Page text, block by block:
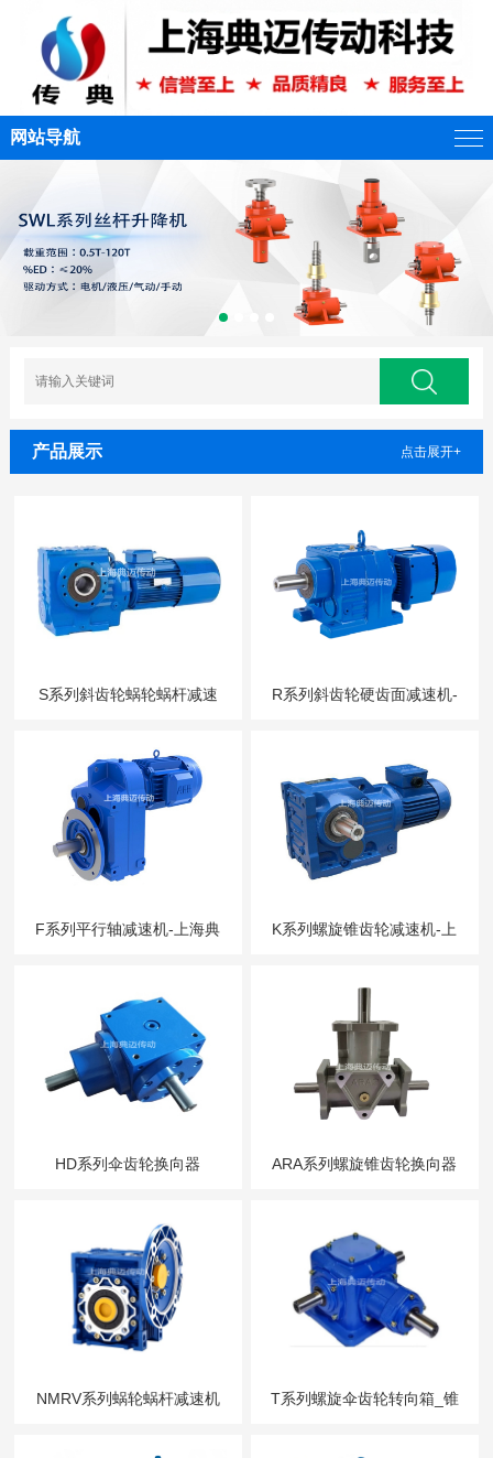
网站导航
产品展示 点击展开+
S系列斜齿轮蜗轮蜗杆减速 R系列斜齿轮硬齿面减速机-
F系列平行轴减速机-上海典 K系列螺旋锥齿轮减速机-上
HD系列伞齿轮换向器 ARA系列螺旋锥齿轮换向器
NMRV系列蜗轮蜗杆减速机 T系列螺旋伞齿轮转向箱_锥